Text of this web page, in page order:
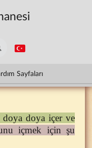
Sayfaları
doya doya içer ve
içmek için şu